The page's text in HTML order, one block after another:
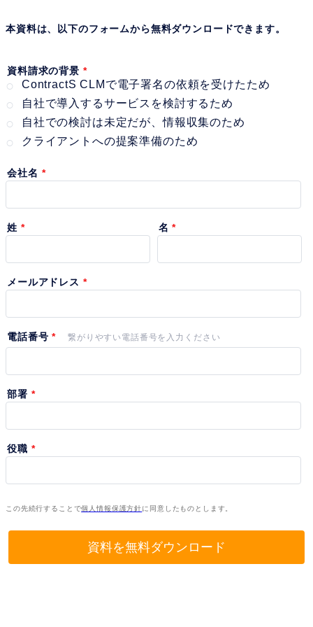
本資料は、以下のフォームから無料ダウンロードできます。
資料請求の背景
ContractS CLMで電子署名の依頼を受けたため
自社で導入するサービスを検討するため
自社での検討は未定だが、情報収集のため
クライアントへの提案準備のため
会社名
姓 名
メールアドレス
電話番号 繋がりやすい電話番号を入力ください
部署
役職
この先続行することで個人情報保護方針に同意したものとします。